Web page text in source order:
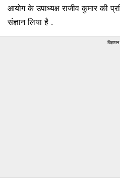
आयोग के उपाध्यक्ष राजीव कुमार की
संज्ञान लिया है .
विज्ञापन